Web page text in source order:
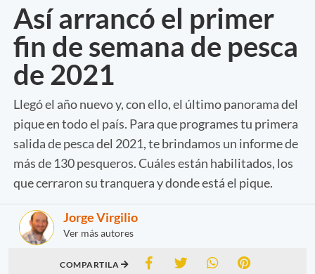
Así arrancó el primer
fin de semana de pesca
de 2021
Llegó el año nuevo y, con ello, el último panorama del
pique en todo el país. Para que programes tu primera
salida de pesca del 2021, te brindamos un informe de
más de 130 pesqueros. Cuáles están habilitados, los
que cerraron su tranquera y donde está el pique.
Jorge Virgilio
Ver más autores
COMPARTILA